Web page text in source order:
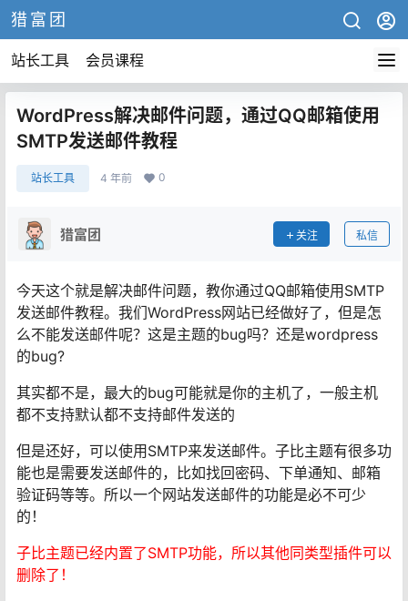
猎富团
站长工具 会员课程
WordPress解决邮件问题，通过QQ邮箱使用
SMTP发送邮件教程
站长工具 4 年前 0
猎富团 关注 私信
今天这个就是解决邮件问题，教你通过QQ邮箱使用SMTP
发送邮件教程。我们WordPress网站已经做好了，但是怎
么不能发送邮件呢？这是主题的bug吗？还是wordpress
的bug?
其实都不是，最大的bug可能就是你的主机了，一般主机
都不支持默认都不支持邮件发送的
但是还好，可以使用SMTP来发送邮件。子比主题有很多功
能也是需要发送邮件的，比如找回密码、下单通知、邮箱
验证码等等。所以一个网站发送邮件的功能是必不可少
的！
子比主题已经内置了SMTP功能，所以其他同类型插件可以
删除了！